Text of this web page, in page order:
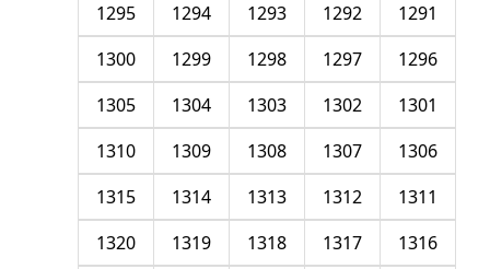
1291
1292
1293
1294
1295
1296
1297
1298
1299
1300
1301
1302
1303
1304
1305
1306
1307
1308
1309
1310
1311
1312
1313
1314
1315
1316
1317
1318
1319
1320